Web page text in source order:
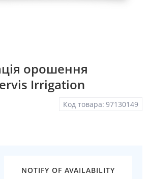
орошення
Irrigation
Код товара: 97130149
NOTIFY OF AVAILABILITY